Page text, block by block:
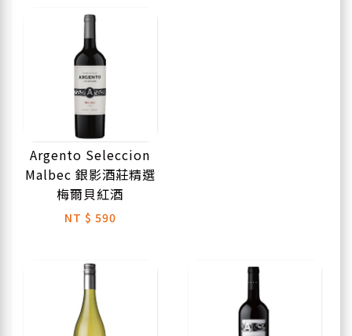
Argento Seleccion
Malbec 銀影酒莊精選
梅爾貝紅酒
NT $ 590